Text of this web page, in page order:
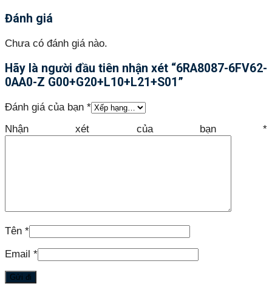
Đánh giá
Chưa có đánh giá nào.
Hãy là người đầu tiên nhận xét “6RA8087-6FV62-
0AA0-Z G00+G20+L10+L21+S01”
Đánh giá của bạn *
Nhận xét của bạn *
Tên *
Email *